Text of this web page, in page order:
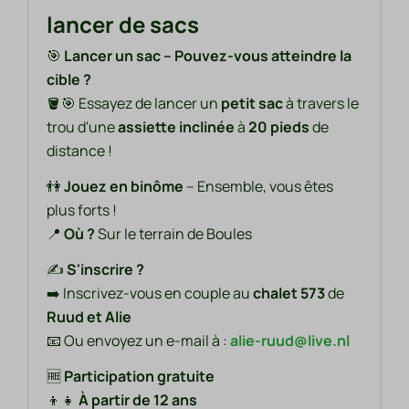
lancer de sacs
🎯 Lancer un sac – Pouvez-vous atteindre la
cible ?
🪣🎯 Essayez de lancer un petit sacà travers le
trou d'uneassiette inclinéeà20 piedsde
distance !
👫Jouez en binôme – Ensemble, vous êtes
plus forts !
📍Où ?Sur le terrain de Boules
✍️S'inscrire ?
➡️ Inscrivez-vous en couple auchalet 573de
Ruud et Alie
📧 Ou envoyez un e-mail à :alie-ruud@live.nl
🆓 Participation gratuite
👦👧À partir de 12 ans